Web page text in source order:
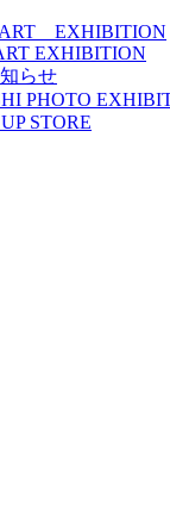
EXHIBITION
EXHIBITION
らせ
PHOTO
STORE